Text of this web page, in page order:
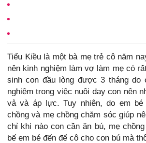
Tiểu Kiều là một bà mẹ trẻ cô năm
nên kinh nghiệm làm vợ làm mẹ có
sinh con đầu lòng được 3 tháng do
nghiệm trong việc nuôi dạy con nên
vả và áp lực. Tuy nhiên, do em
chồng và mẹ chồng chăm sóc giúp
chỉ khi nào con cần ăn bú, mẹ
bế em bé đến để cô cho con bú mà